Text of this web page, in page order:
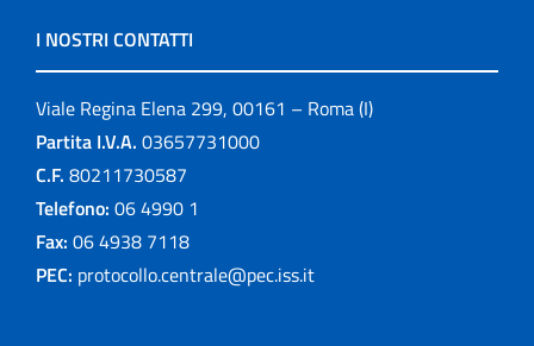
I NOSTRI CONTATTI
Viale Regina Elena 299, 00161 – Roma (I)
Partita I.V.A. 03657731000
C.F. 80211730587
Telefono: 06 4990 1
Fax: 06 4938 7118
PEC: protocollo.centrale@pec.iss.it